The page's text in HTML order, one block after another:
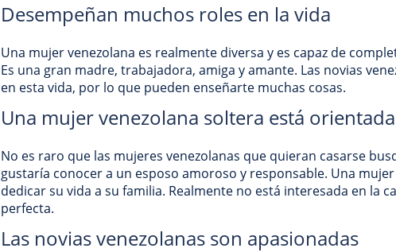
Desempeñan muchos roles en la vida
Una mujer venezolana es realmente diversa y es capaz de
Es una gran madre, trabajadora, amiga y amante. Las novias
en esta vida, por lo que pueden enseñarte muchas cosas.
Una mujer venezolana soltera está
No es raro que las mujeres venezolanas que quieran casarse
gustaría conocer a un esposo amoroso y responsable. Una
dedicar su vida a su familia. Realmente no está interesada en la
perfecta.
Las novias venezolanas son apasionadas